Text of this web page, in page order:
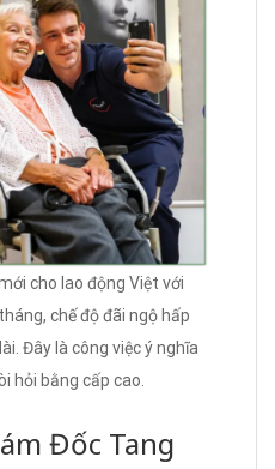
cho lao động Việt với
chế độ đãi ngộ hấp
Đây là công việc ý nghĩa
hỏi bằng cấp cao.
Đốc Tang